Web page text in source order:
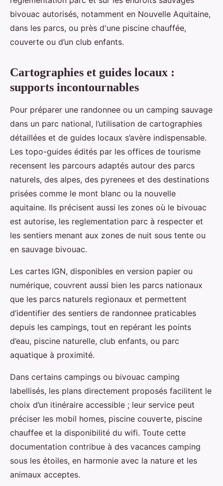
bivouac autorisés, notamment en Nouvelle Aquitaine,
dans les parcs, ou près d'une piscine chauffée,
couverte ou d’un club enfants.
Cartographies et guides locaux :
supports incontournables
Pour préparer une randonnee ou un camping sauvage
dans un parc national, l’utilisation de cartographies
détaillées et de guides locaux s’avère indispensable.
Les topo-guides édités par les offices de tourisme
recensent les parcours adaptés autour des parcs
naturels, des alpes, des pyrenees et des destinations
prisées comme le mont blanc ou la nouvelle
aquitaine. Ils précisent aussi les zones où le bivouac
est autorise, les reglementation parc à respecter et
les sentiers menant aux zones de nuit sous tente ou
en sauvage bivouac.
Les cartes IGN, disponibles en version papier ou
numérique, couvrent aussi bien les parcs nationaux
que les parcs naturels regionaux et permettent
d’identifier des sentiers de randonnee praticables
depuis les campings, tout en repérant les points
d’eau, piscine naturelle, club enfants, ou parc
aquatique à proximité.
Dans certains campings ou bivouac camping
labellisés, les plans directement proposés facilitent le
choix d’un itinéraire accessible ; leur service peut
préciser les mobil homes, piscine couverte, piscine
chauffee et la disponibilité du wifi. Toute cette
documentation contribue à des vacances camping
sous les étoiles, en harmonie avec la nature et les
animaux acceptes.